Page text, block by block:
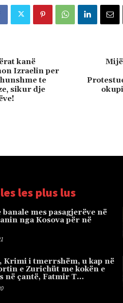
kanë
Izraelin per
te
sikur dje
les plus lus
banale mes pasagjerëve në
nga Kosova për në
Krimi i tmerrshëm, u kap në
e Zurichüt me kokën e
në çantë, Fatmir T…